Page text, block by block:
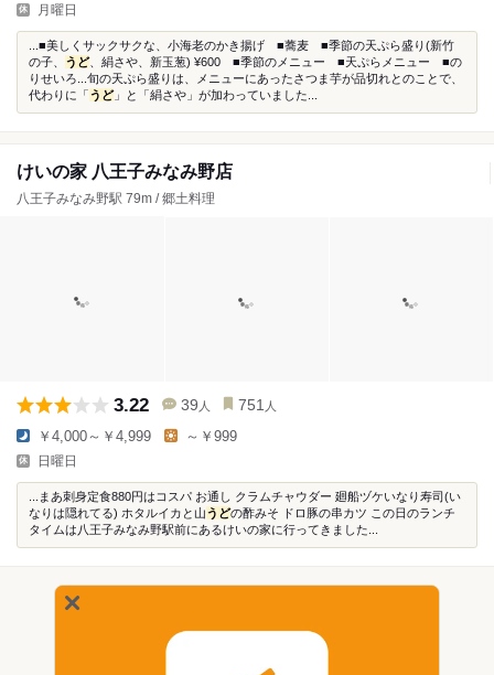
月曜日
...■美しくサックサクな、小海老のかき揚げ ■蕎麦 ■季節の天ぷら盛り(新竹
の子、 うど、絹さや、新玉葱) ¥600 ■季節のメニュー ■天ぷらメニュー ■の
りせいろ...旬の天ぷら盛りは、メニューにあったさつま芋が品切れとのことで、
代わりに「うど」と「絹さや」が加わっていました...
けいの家 八王子みなみ野店
八王子みなみ野駅 79m / 郷土料理
3.22 39 人 751 人
￥4,000～￥4,999 ～￥999
日曜日
...まあ刺身定食880円はコスパ お通し クラムチャウダー 廻船ヅケいなり寿司(い
なりは隠れてる) ホタルイカと山うどの酢みそ ドロ豚の串カツ この日のランチ
タイムは八王子みなみ野駅前にあるけいの家に行ってきました...